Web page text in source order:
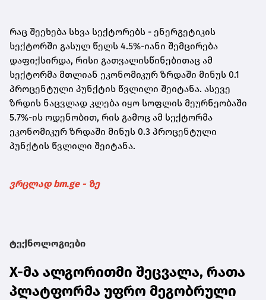
რაც შეეხება სხვა სექტორებს - ენერგეტიკის
სექტორში გასულ წელს 4.5%-იანი შემცირება
დაფიქსირდა, რისი გათვალისწინებითაც ამ
სექტორმა მთლიან ეკონომიკურ ზრდაში მინუს 0.1
პროცენტული პუნქტის წვლილი შეიტანა. ასევე
ზრდის ნაცვლად კლება იყო სოფლის მეურნეობაში
5.7%-ის ოდენობით, რის გამოც ამ სექტორმა
ეკონომიკურ ზრდაში მინუს 0.3 პროცენტული
პუნქტის წვლილი შეიტანა.
ვრცლად bm.ge - ზე
ტექნოლოგიები
X-მა ალგორითმი შეცვალა, რათა
პლატფორმა უფრო მეგობრული